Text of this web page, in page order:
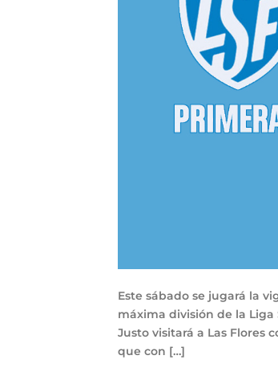
Este sábado se jugará la
máxima división de la
Justo visitará a Las Flores
que con […]